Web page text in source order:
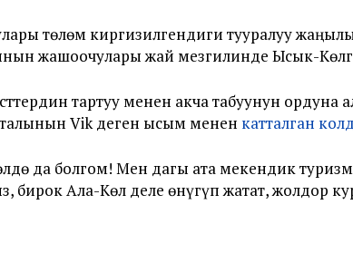
төлөм киргизилгендиги тууралуу
жашоочулары жай мезгилинде Ысык-
тартуу менен акча табуунун ордуна
Vik деген ысым менен катталган
да болгом! Мен дагы ата мекендик
Ала-Көл деле өнүгүп жатат, жолдор